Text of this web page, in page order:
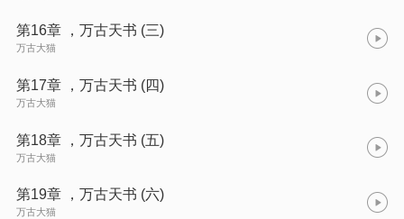
第16章 ，万古天书 (三)
万古大猫
第17章 ，万古天书 (四)
万古大猫
第18章 ，万古天书 (五)
万古大猫
第19章 ，万古天书 (六)
万古大猫